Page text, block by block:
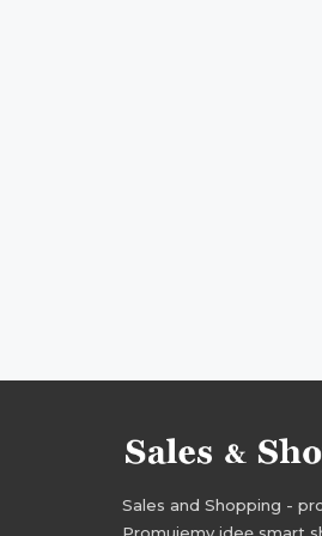
Sales and Shopping -
Promujemy ideę smart